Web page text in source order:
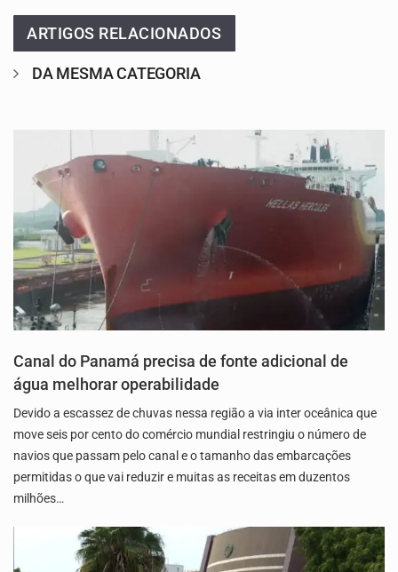
ARTIGOS RELACIONADOS
DA MESMA CATEGORIA
Canal do Panamá precisa de fonte adicional de
água melhorar operabilidade
Devido a escassez de chuvas nessa região a via inter oceânica que
move seis por cento do comércio mundial restringiu o número de
navios que passam pelo canal e o tamanho das embarcações
permitidas o que vai reduzir e muitas as receitas em duzentos
milhões…